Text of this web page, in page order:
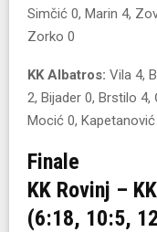
Simčić 0, Marin 4,
Zorko 0
KK Albatros: Vila 4,
2, Bijader 0, Brstilo
Mocić 0, Kapetanović
Finale
KK Rovinj –
(6:18, 10:5,